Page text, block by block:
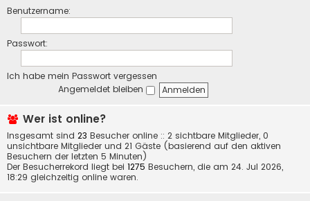
Benutzername:
Passwort:
Ich habe mein Passwort vergessen
Angemeldet bleiben
Wer ist online?
Insgesamt sind 23 Besucher online :: 2 sichtbare Mitglieder, 0
unsichtbare Mitglieder und 21 Gäste (basierend auf den aktiven
Besuchern der letzten 5 Minuten)
Der Besucherrekord liegt bei 1275 Besuchern, die am 24. Jul 2026,
18:29 gleichzeitig online waren.